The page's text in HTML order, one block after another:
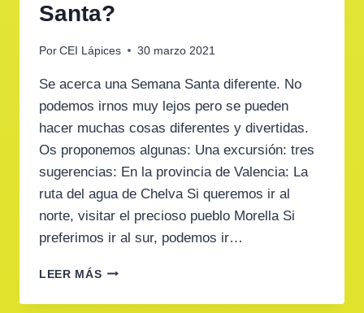
Santa?
Por CEI Lápices 30 marzo 2021
Se acerca una Semana Santa diferente. No
podemos irnos muy lejos pero se pueden
hacer muchas cosas diferentes y divertidas.
Os proponemos algunas: Una excursión: tres
sugerencias: En la provincia de Valencia: La
ruta del agua de Chelva Si queremos ir al
norte, visitar el precioso pueblo Morella Si
preferimos ir al sur, podemos ir…
LEER MÁS¿QUÉ
ESTA